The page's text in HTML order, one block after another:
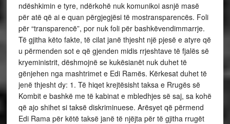
ndëshkimin e tyre, ndërkohë nuk komunikoi asnjë masë
për atë që ai e quan përgjegjësi të mostransparencës. Foli
për “transparencë”, por nuk foli për bashkëvendimmarrje.
Të gjitha këto fakte, të cilat janë thjesht një pjesë e atyre që
u përmenden sot e që gjenden midis rrjeshtave të fjalës së
kryeministrit, dëshmojnë se kukësianët nuk duhet të
gënjehen nga mashtrimet e Edi Ramës. Kërkesat duhet të
jenë thjesht dy: 1. Të hiqet krejtësisht taksa e Rrugës së
Kombit e bashkë me të kabinat e mbledhjes së saj, sa kohë
që ajo shihet si taksë diskriminuese. Arësyet që përmend
Edi Rama për këtë taksë janë të njëjta për të gjitha rrugët